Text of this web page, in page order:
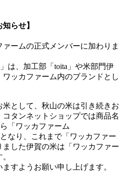
らせ】
ームの正式メンバーに加わりま
は、加工部「toita」や米部門伊
ッカファーム内のブランドとし
として、秋山の米は引き続きお
タンネットショップでは商品名
「ワッカファーム
となり、これまで「ワッカファー
ました伊賀の米は「ワッカファー
すようお願い申し上げます。